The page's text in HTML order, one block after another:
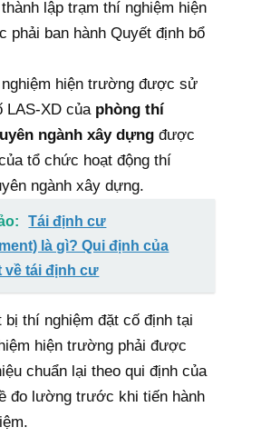
lập trạm thí nghiệm hiện
phải ban hành Quyết định bổ
hiện trường được sử
LAS-XD của phòng thí
ngành xây dựng được
tổ chức hoạt động thí
ngành xây dựng.
Tái định cư
là gì? Qui định của
về tái định cư
bị thí nghiệm đặt cố định tại
hiện trường phải được
chuẩn lại theo qui định của
đo lường trước khi tiến hành